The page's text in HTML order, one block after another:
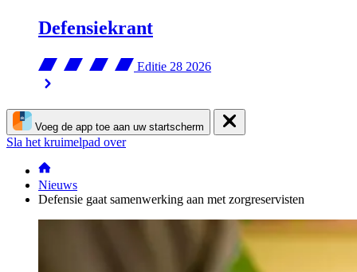
Defensiekrant
Editie 28 2026
Voeg de app toe aan uw startscherm
Sla het kruimelpad over
Nieuws
Defensie gaat samenwerking aan met zorgreservisten